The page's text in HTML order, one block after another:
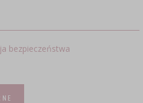
bezpieczeństwa